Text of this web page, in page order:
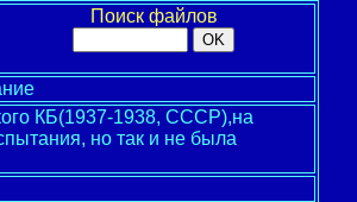
Поиск файлов
КБ(1937-1938, СССР),на
но так и не была